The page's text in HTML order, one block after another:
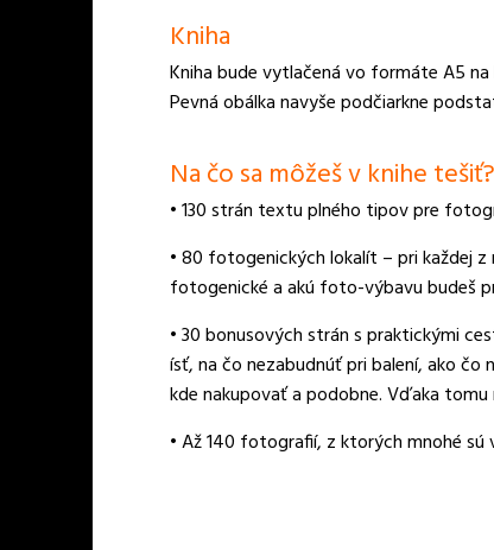
Kniha
Kniha bude vytlačená vo formáte A5
Pevná obálka navyše podčiarkne
Na čo sa môžeš v knihe tešiť?
• 130 strán textu plného tipov pre
• 80 fotogenických lokalít – pri každej
fotogenické a akú foto-výbavu budeš
• 30 bonusových strán s praktickými
ísť, na čo nezabudnúť pri balení, ako
kde nakupovať a podobne. Vďaka
• Až 140 fotografií, z ktorých mnohé